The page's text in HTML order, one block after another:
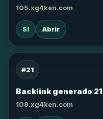
105.xg4ken.com
SI Abrir
#21
Backlink generado 21
109.xg4ken.com